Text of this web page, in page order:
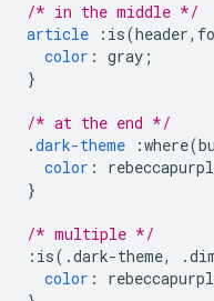
/* in the middle */
article
: is(header,
color : gray ;
}
/* at the end */
.dark-theme :where(
color :
}
/* multiple */
: is(.dark-theme, .
color :